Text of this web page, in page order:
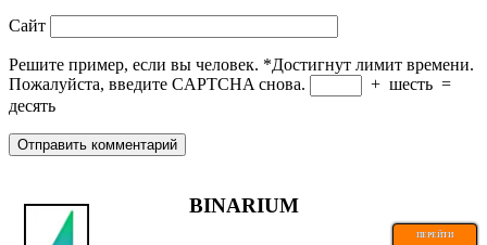
Сайт
Решите пример, если вы человек. *Достигнут лимит времени.
Пожалуйста, введите CAPTCHA снова.
+ шесть =
десять
BINARIUM
ПЕРЕЙТИ